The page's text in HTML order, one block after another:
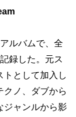
ルバムで、全
録した。元ス
トとして加入し
クノ、ダブから
ジャンルから影